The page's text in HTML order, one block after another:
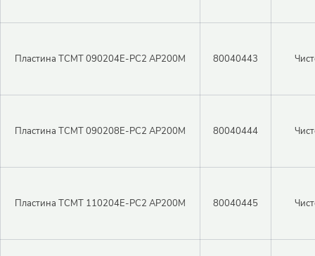
Пластина TCMT 090204E-PC2 AP200M 80040443
Пластина TCMT 090208E-PC2 AP200M 80040444
Пластина TCMT 110204E-PC2 AP200M 80040445